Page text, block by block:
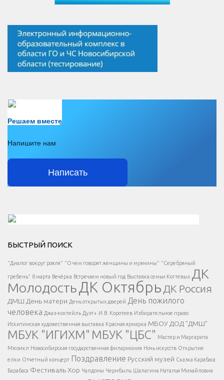
Решаем вместе
Напишите нам
Написать
Есть вопрос?
Напишите нам
</span >
Написать
</button >
</div >
</div > </div >
БЫСТРЫЙ ПОИСК
"Диалог вокруг рояля" "О чем говорят женщины и мужчины" "Серебряный
гребень" 8 марта Вечёрка Встречаем новый год Выставка семьи Когтевых ДК
МолодостьДК Октябрь ДК Россия
ДМШ День матери День открытых дверей День пожилого
человека Джаз-коктейль Дуэт+ И.В. Коротеев Избирательное право
Искитимская художественная выставка Красная ярмарка МБОУ ДОД "ДМШ"
МБУК "ИГИХМ" МБУК "ЦБС" Мастер и Маргарита
Мюзикл Новосибирская государственная филармония Ночь искусств Открытие
елки Отчетный концерт Поздравление Русский музей Сказка Карабаса
Барабаса Фестиваль Хор Чалдоны Чернбыль Шалагина Наталья Михайловна